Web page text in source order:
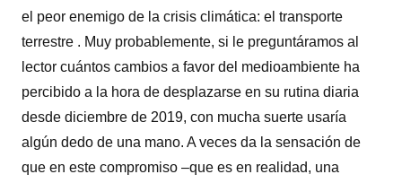
el peor enemigo de la crisis climática: el transporte
terrestre . Muy probablemente, si le preguntáramos al
lector cuántos cambios a favor del medioambiente ha
percibido a la hora de desplazarse en su rutina diaria
desde diciembre de 2019, con mucha suerte usaría
algún dedo de una mano. A veces da la sensación de
que en este compromiso –que es en realidad, una